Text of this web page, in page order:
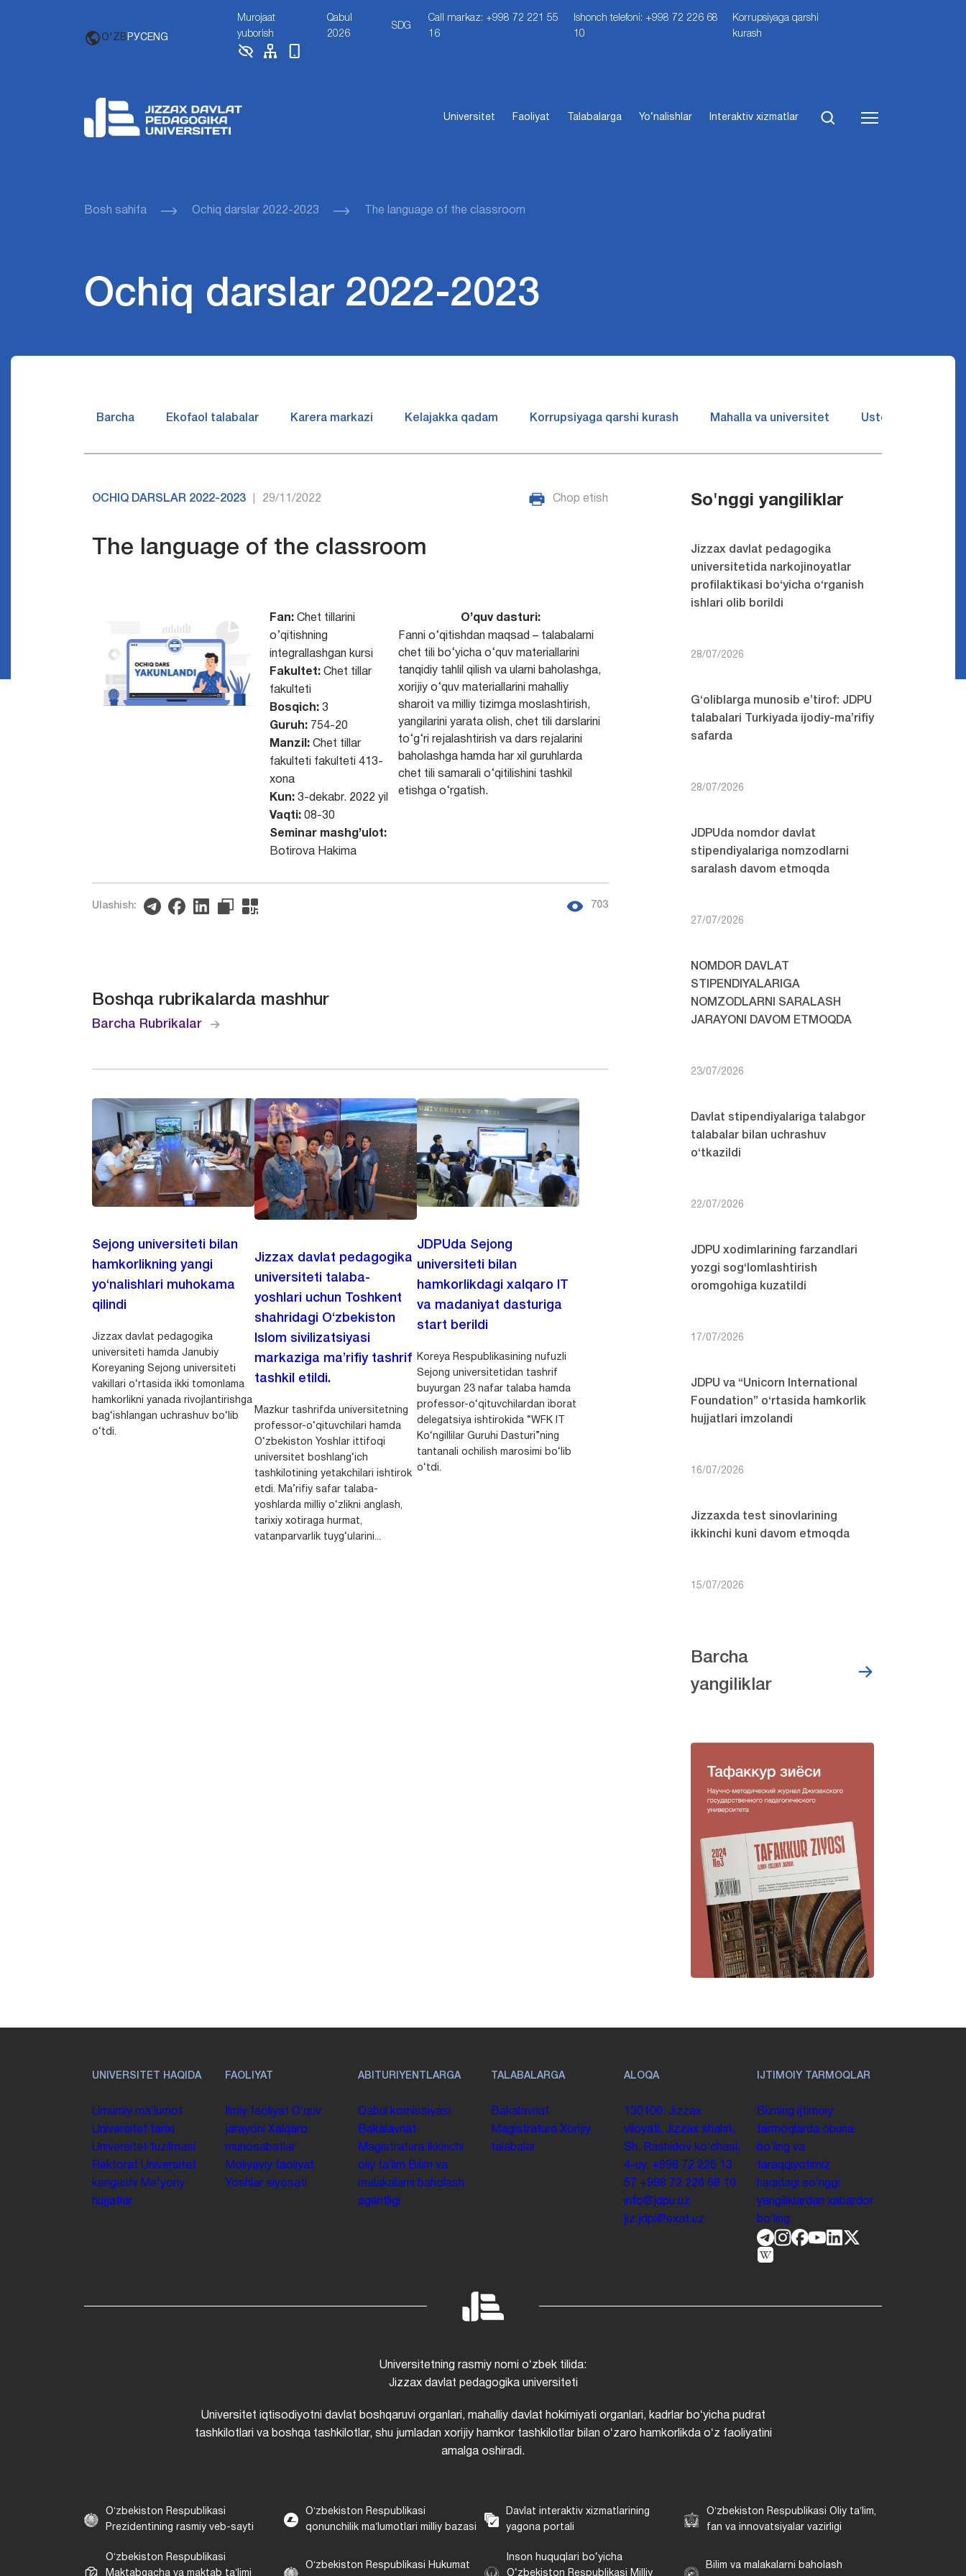
O'ZB РУСENG
Murojaat
yuborish
Qabul
2026
SDG
Call markaz: +998 72 221 55
16
Ishonch telefoni: +998 72 226 68
10
Korrupsiyaga qarshi
kurash
Universitet Faoliyat Talabalarga Yo‘nalishlar Interaktiv xizmatlar
Bosh sahifa Ochiq darslar 2022-2023 The language of the classroom
Ochiq darslar 2022-2023
Barcha Ekofaol talabalar Karera markazi Kelajakka qadam Korrupsiyaga qarshi kurash Mahalla va universitet Ustozlar suhbatin
OCHIQ DARSLAR 2022-2023 29/11/2022 Chop etish
The language of the classroom
Fan: Chet tillarini
o’qitishning
integrallashgan kursi
Fakultet: Chet tillar
fakulteti
Bosqich: 3
Guruh: 754-20
Manzil: Chet tillar
fakulteti fakulteti 413-
xona
Kun: 3-dekabr. 2022 yil
Vaqti:08-30
Seminar mashg’ulot:
Botirova Hakima
O’quv dasturi:
Fanni o‘qitishdan maqsad – talabalarni
chet tili bo‘yicha o‘quv materiallarini
tanqidiy tahlil qilish va ularni baholashga,
xorijiy o‘quv materiallarini mahalliy
sharoit va milliy tizimga moslashtirish,
yangilarini yarata olish, chet tili darslarini
to‘g‘ri rejalashtirish va dars rejalarini
baholashga hamda har xil guruhlarda
chet tili samarali o‘qitilishini tashkil
etishga o‘rgatish.
Ulashish: 703
Boshqa rubrikalarda mashhur
Barcha Rubrikalar
Sejong universiteti bilan
hamkorlikning yangi
yo‘nalishlari muhokama
qilindi
Jizzax davlat pedagogika
universiteti hamda Janubiy
Koreyaning Sejong universiteti
vakillari o‘rtasida ikki tomonlama
hamkorlikni yanada rivojlantirishga
bag‘ishlangan uchrashuv bo‘lib
o‘tdi.
Jizzax davlat pedagogika
universiteti talaba-
yoshlari uchun Toshkent
shahridagi O‘zbekiston
Islom sivilizatsiyasi
markaziga ma’rifiy tashrif
tashkil etildi.
Mazkur tashrifda universitetning
professor-o‘qituvchilari hamda
O‘zbekiston Yoshlar ittifoqi
universitet boshlang‘ich
tashkilotining yetakchilari ishtirok
etdi. Ma’rifiy safar talaba-
yoshlarda milliy o‘zlikni anglash,
tarixiy xotiraga hurmat,
vatanparvarlik tuyg‘ularini...
JDPUda Sejong
universiteti bilan
hamkorlikdagi xalqaro IT
va madaniyat dasturiga
start berildi
Koreya Respublikasining nufuzli
Sejong universitetidan tashrif
buyurgan 23 nafar talaba hamda
professor-o‘qituvchilardan iborat
delegatsiya ishtirokida “WFK IT
Ko‘ngillilar Guruhi Dasturi”ning
tantanali ochilish marosimi bo‘lib
o‘tdi.
So'nggi yangiliklar
Jizzax davlat pedagogika
universitetida narkojinoyatlar
profilaktikasi bo‘yicha o‘rganish
ishlari olib borildi
28/07/2026
G‘oliblarga munosib e’tirof: JDPU
talabalari Turkiyada ijodiy-ma’rifiy
safarda
28/07/2026
JDPUda nomdor davlat
stipendiyalariga nomzodlarni
saralash davom etmoqda
27/07/2026
NOMDOR DAVLAT
STIPENDIYALARIGA
NOMZODLARNI SARALASH
JARAYONI DAVOM ETMOQDA
23/07/2026
Davlat stipendiyalariga talabgor
talabalar bilan uchrashuv
o‘tkazildi
22/07/2026
JDPU xodimlarining farzandlari
yozgi sog‘lomlashtirish
oromgohiga kuzatildi
17/07/2026
JDPU va “Unicorn International
Foundation” o‘rtasida hamkorlik
hujjatlari imzolandi
16/07/2026
Jizzaxda test sinovlarining
ikkinchi kuni davom etmoqda
15/07/2026
Barcha
yangiliklar
UNIVERSITET HAQIDA
Umumiy maʼlumot
Universitet tarixi
Universitet tuzilmasi
Rektorat Universitet
kengashi
Me'yoriy
hujjatlar
FAOLIYAT
Ilmiy faoliyat Oʻquv
jarayoni Xalqaro
munosabatlar
Moliyaviy faoliyat
Yoshlar siyosati
ABITURIYENTLARGA
Qabul komissiyasi
Bakalavriat
Magistratura
Ikkinchi
oliy taʼlim Bilim va
malakalarni baholash
agentligi
TALABALARGA
Bakalavriat
Magistratura Xorijiy
talabalar
ALOQA
130100. Jizzax
viloyati, Jizzax shahri,
Sh. Rashidov koʻchasi,
4-uy. +998 72 226 13
57 +998 72 226 68 10
info@jdpu.uz
jiz.jdpi@exat.uz
IJTIMOIY TARMOQLAR
Bizning ijtimoiy
tarmoqlarda obuna
boʻling va
taraqqiyotimiz
haqidagi soʻnggi
yangiliklardan xabardor
boʻling.
Universitetning rasmiy nomi oʻzbek tilida:
Jizzax davlat pedagogika universiteti
Universitet iqtisodiyotni davlat boshqaruvi organlari, mahalliy davlat hokimiyati organlari, kadrlar boʻyicha pudrat
tashkilotlari va boshqa tashkilotlar, shu jumladan xorijiy hamkor tashkilotlar bilan oʻzaro hamkorlikda oʻz faoliyatini
amalga oshiradi.
Oʻzbekiston Respublikasi
Prezidentining rasmiy veb-sayti
Oʻzbekiston Respublikasi
qonunchilik maʼlumotlari milliy bazasi
Davlat interaktiv xizmatlarining
yagona portali
Oʻzbekiston Respublikasi Oliy taʼlim,
fan va innovatsiyalar vazirligi
Oʻzbekiston Respublikasi
Maktabgacha va maktab taʼlimi
Oʻzbekiston Respublikasi Hukumat
Inson huquqlari bo‘yicha
O‘zbekiston Respublikasi Milliy
Bilim va malakalarni baholash